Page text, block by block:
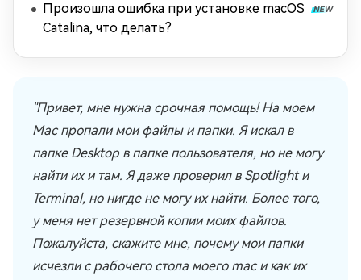
Произошла ошибка при установке macOS
Catalina, что делать?
"Привет, мне нужна срочная помощь! На моем
Mac пропали мои файлы и папки. Я искал в
папке Desktop в папке пользователя, но не могу
найти их и там. Я даже проверил в Spotlight и
Terminal, но нигде не могу их найти. Более того,
у меня нет резервной копии моих файлов.
Пожалуйста, скажите мне, почему мои папки
исчезли с рабочего стола моего mac и как их